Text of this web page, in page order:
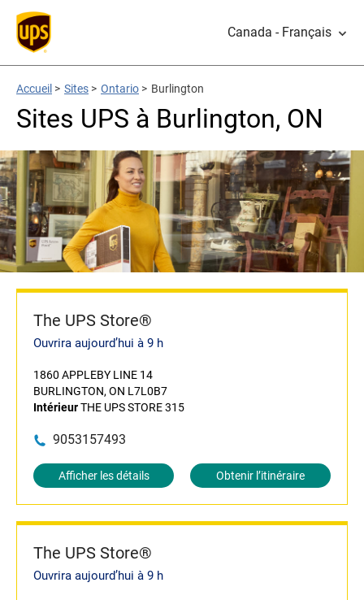
Canada - Français
Accueil > Sites > Ontario > Burlington
Sites UPS à Burlington, ON
The UPS Store®
Ouvrira aujourd’hui à 9 h
1860 APPLEBY LINE 14
BURLINGTON, ON L7L0B7
IntérieurTHE UPS STORE 315
9053157493
Afficher les détails Obtenir l’itinéraire
The UPS Store®
Ouvrira aujourd’hui à 9 h